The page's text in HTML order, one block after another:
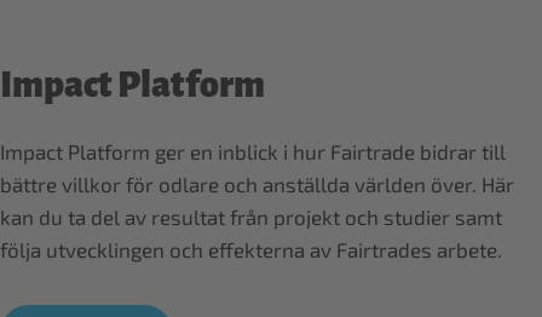
Impact Platform
Impact Platform ger en inblick i hur Fairtrade bidrar till
bättre villkor för odlare och anställda världen över. Här
kan du ta del av resultat från projekt och studier samt